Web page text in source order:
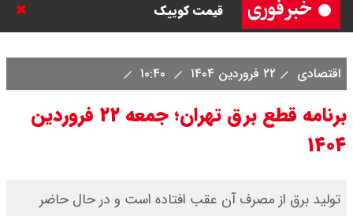
قیمت کوییک
مرداد ۱۴۰۵ / قیمت اطلس چند؟ +
جدول
شنبه ۱۷ مرداد ۱۴۰۵ / قیمت دنا چند ؟
اقتصادی ۲۲ فروردین ۱۴۰۴
برنامه قطع برق تهران؛ جمعه ۲۲ فروردین
۱۴۰۴
تولید برق از مصرف آن عقب افتاده است و در حال حاضر